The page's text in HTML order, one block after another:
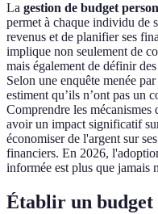
La gestion de budget
permet à chaque individu de
revenus et de planifier ses
implique non seulement de
mais également de définir
Selon une enquête menée par
estiment qu’ils n’ont pas un
Comprendre les
avoir un impact significatif
économiser de l'argent sur
financiers. En 2026,
informée est plus que jamais
Établir un budget